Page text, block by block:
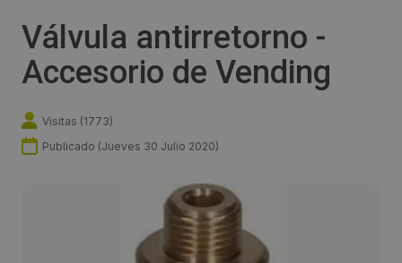
Válvula antirretorno -
Accesorio de Vending
Visitas (1773)
Publicado (Jueves 30 Julio 2020)